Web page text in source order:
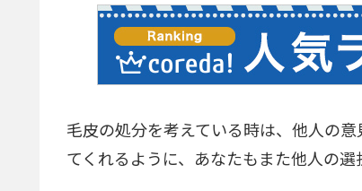
毛皮の処分を考えている時は、他人の
てくれるように、あなたもまた他人の選